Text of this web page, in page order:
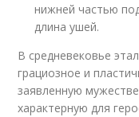
нижней частью
длина ушей.
В средневековье
грациозное и
заявленную
характерную для